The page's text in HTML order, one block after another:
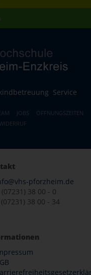
Service
JOBS
ÖFFNUNGSZEITEN
pforzheim.de
38 00 - 0
(07231) 38 00 - 34